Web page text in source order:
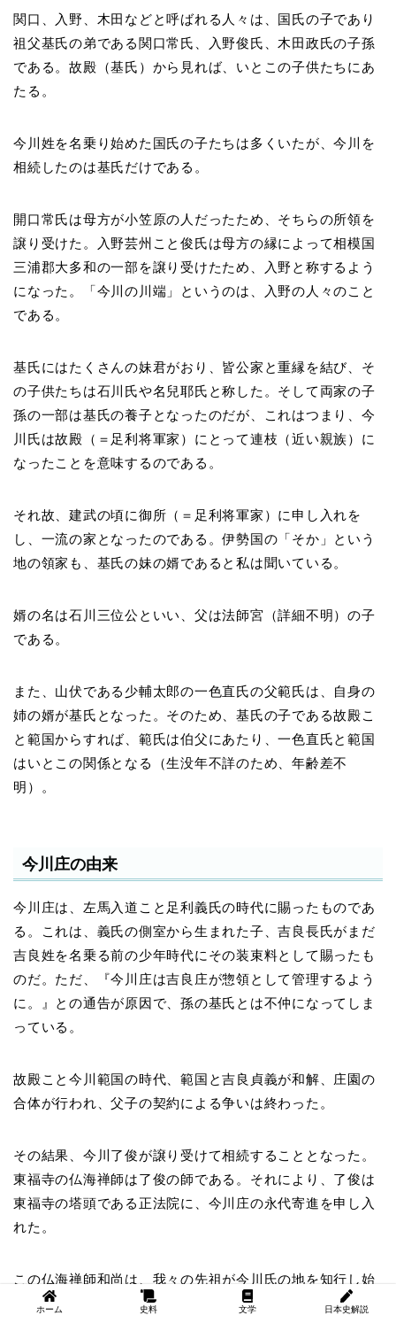
関口、入野、木田などと呼ばれる人々は、国氏の子であり
祖父基氏の弟である関口常氏、入野俊氏、木田政氏の子孫
である。故殿（基氏）から見れば、いとこの子供たちにあ
たる。
今川姓を名乗り始めた国氏の子たちは多くいたが、今川を
相続したのは基氏だけである。
開口常氏は母方が小笠原の人だったため、そちらの所領を
譲り受けた。入野芸州こと俊氏は母方の縁によって相模国
三浦郡大多和の一部を譲り受けたため、入野と称するよう
になった。「今川の川端」というのは、入野の人々のこと
である。
基氏にはたくさんの妹君がおり、皆公家と重縁を結び、そ
の子供たちは石川氏や名兒耶氏と称した。そして両家の子
孫の一部は基氏の養子となったのだが、これはつまり、今
川氏は故殿（＝足利将軍家）にとって連枝（近い親族）に
なったことを意味するのである。
それ故、建武の頃に御所（＝足利将軍家）に申し入れを
し、一流の家となったのである。伊勢国の「そか」という
地の領家も、基氏の妹の婿であると私は聞いている。
婿の名は石川三位公といい、父は法師宮（詳細不明）の子
である。
また、山伏である少輔太郎の一色直氏の父範氏は、自身の
姉の婿が基氏となった。そのため、基氏の子である故殿こ
と範国からすれば、範氏は伯父にあたり、一色直氏と範国
はいとこの関係となる（生没年不詳のため、年齢差不
明）。
今川庄の由来
今川庄は、左馬入道こと足利義氏の時代に賜ったものであ
る。これは、義氏の側室から生まれた子、吉良長氏がまだ
吉良姓を名乗る前の少年時代にその装束料として賜ったも
のだ。ただ、『今川庄は吉良庄が惣領として管理するよう
に。』との通告が原因で、孫の基氏とは不仲になってしま
っている。
故殿こと今川範国の時代、範国と吉良貞義が和解、庄園の
合体が行われ、父子の契約による争いは終わった。
その結果、今川了俊が譲り受けて相続することとなった。
東福寺の仏海禅師は了俊の師である。それにより、了俊は
東福寺の塔頭である正法院に、今川庄の永代寄進を申し入
れた。
この仏海禅師和尚は、我々の先祖が今川氏の地を知行し始
めた頃の政所であった高木入道（詳細不明）という者の伯
ホーム 史料 文学 日本史解説